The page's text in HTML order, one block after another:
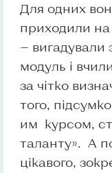
Для одних
приходили на
— вигадували
модуль і
за чітко
того,
им курсом,
таланту». А
цікавого,